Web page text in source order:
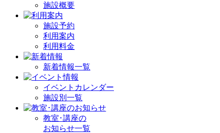
施設概要
施設予約
利用案内
利用料金
新着情報一覧
イベントカレンダー
施設別一覧
教室･講座の
お知らせ一覧